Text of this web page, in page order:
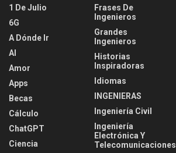
1 De Julio
6G
A Dónde Ir
AI
Amor
Apps
Becas
Cálculo
ChatGPT
Ciencia
Frases De
Ingenieros
Grandes
Ingenieros
Historias
Inspiradoras
Idiomas
INGENIERAS
Ingeniería Civil
Ingeniería
Electrónica Y
Telecomunicaciones